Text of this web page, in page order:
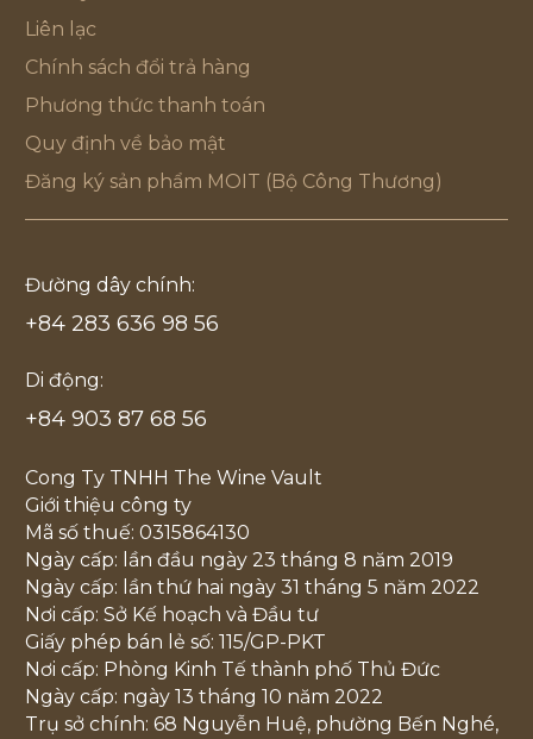
Liên lạc
Chính sách đổi trả hàng
Phương thức thanh toán
Quy định về bảo mật
Đăng ký sản phẩm MOIT (Bộ Công Thương)
Đường dây chính:
+84 283 636 98 56
Di động:
+84 903 87 68 56
Cong Ty TNHH The Wine Vault
Giới thiệu công ty
Mã số thuế: 0315864130
Ngày cấp: lần đầu ngày 23 tháng 8 năm 2019
Ngày cấp: lần thứ hai ngày 31 tháng 5 năm 2022
Nơi cấp: Sở Kế hoạch và Đầu tư
Giấy phép bán lẻ số: 115/GP-PKT
Nơi cấp: Phòng Kinh Tế thành phố Thủ Đức
Ngày cấp: ngày 13 tháng 10 năm 2022
Trụ sở chính: 68 Nguyễn Huệ, phường Bến Nghé,